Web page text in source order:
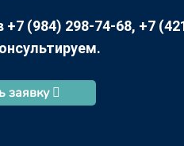
(984) 298-74-68, +7
заявку